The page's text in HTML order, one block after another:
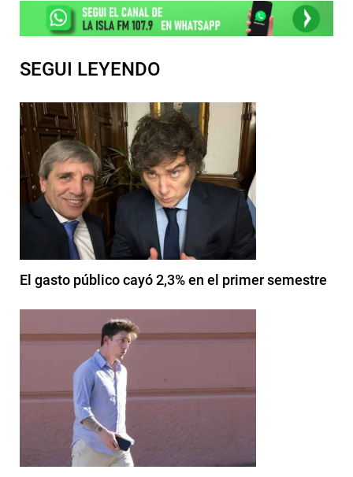
SEGUI LEYENDO
El gasto público cayó 2,3% en el primer semestre